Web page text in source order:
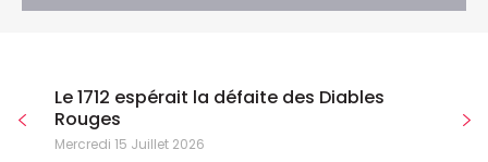
Le 1712 espérait la défaite des Diables
Rouges
Mercredi 15 Juillet 2026